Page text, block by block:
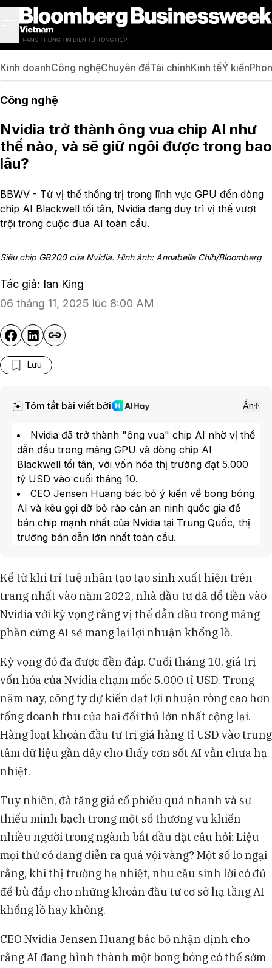
Kinh doanhCông nghệChuyên đềTài chínhKinh tếÝ kiến
Công nghệ
Nvidia trở thành ông vua chip AI như
thế nào, và sẽ giữ ngôi được trong bao
lâu?
BBWV - Từ vị thế thống trị trong lĩnh vực GPU đến dòng
chip AI Blackwell tối tân, Nvidia đang duy trì vị thế vượt
trội trong cuộc đua AI toàn cầu.
Siêu chip GB200 của Nvidia. Hình ảnh: Annabelle Chih/Bloomberg
Tác giả: Ian King
06 tháng 11, 2025 lúc 8:00 AM
Lưu
Tóm tắt bài viết bởi Ẩn
Nvidia đã trở thành "ông vua" chip AI nhờ vị thế
dẫn đầu trong mảng GPU và dòng chip AI
Blackwell tối tân, với vốn hóa thị trường đạt 5.000
tỷ USD vào cuối tháng 10.
CEO Jensen Huang bác bỏ ý kiến về bong bóng
AI và kêu gọi dỡ bỏ rào cản an ninh quốc gia để
bán chip mạnh nhất của Nvidia tại Trung Quốc, thị
trường bán dẫn lớn nhất toàn cầu.
luyện AI cao gấp 2,5 lần dòng Hopper, là sản
phẩm sinh lời nhất của Nvidia.
AMD và Intel đang nỗ lực cạnh tranh với Nvidia,
nhưng Nvidia hiện kiểm soát khoảng 90% thị phần
GPU cho trung tâm dữ liệu, thúc đẩy các "ông lớn"
như Amazon, Google tự phát triển chip riêng.
Nvidia dự báo bộ phận trung tâm dữ liệu sẽ
mang lại khoảng 500 tỷ USD trong năm quý tới,
nhưng đang đối mặt với thách thức từ chính phủ
Mỹ và Trung Quốc liên quan đến xuất khẩu chip.
Kể từ khi trí tuệ nhân tạo tạo sinh xuất hiện trên
trang nhất vào năm 2022, nhà đầu tư đã đổ tiền vào
Nvidia với kỳ vọng rằng vị thế dẫn đầu trong mảng
phần cứng AI sẽ mang lại lợi nhuận khổng lồ.
Kỳ vọng đó đã được đền đáp. Cuối tháng 10, giá trị
vốn hóa của Nvidia chạm mốc 5.000 tỉ USD. Trong
năm nay, công ty dự kiến đạt lợi nhuận ròng cao hơn
tổng doanh thu của hai đối thủ lớn nhất cộng lại.
Hàng loạt khoản đầu tư trị giá hàng tỉ USD vào trung
tâm dữ liệu gần đây cho thấy cơn sốt AI vẫn chưa hạ
nhiệt.
Tuy nhiên, đà tăng giá cổ phiếu quá nhanh và sự
thiếu minh bạch trong một số thương vụ khiến
nhiều người trong ngành bắt đầu đặt câu hỏi: Liệu
mọi thứ có đang diễn ra quá vội vàng? Một số lo ngại
rằng, khi thị trường hạ nhiệt, nhu cầu sinh lời có đủ
để bù đắp cho những khoản đầu tư cơ sở hạ tầng AI
khổng lồ hay không.
CEO Nvidia Jensen Huang bác bỏ nhận định cho
rằng AI đang hình thành một bong bóng có thể sớm